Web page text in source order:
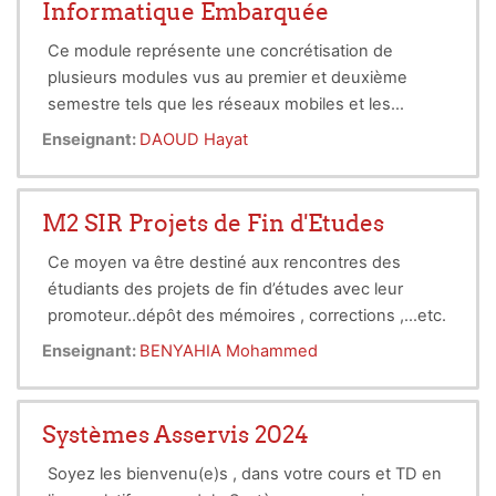
d'images.
Informatique Embarquée
Ce module représente une concrétisation de
plusieurs modules vus au premier et deuxième
semestre tels que les réseaux mobiles et les
systèmes embarqués. Il vise essentiellement à
développer des applications pour l’embarqué. La
formation aborde les problématiques rencontrées
lors du développement d'applications embarquées
utilisant des petits processeurs que nous
retrouvons un peu partout dans la vie quotidienne
notamment cartes à puces utilisé dans les
télécommunication, le contrôle des accès aux lieux
les systèmes mobiles. La plupart de ces dispositifs
se programment en langage Java ou C et utilisent
des systèmes d'exploitation réduits (noyaux temps
réels). Après un rappel et une mise à niveau
Enseignant: DAOUD Hayat
M2 SIR Projets de Fin d'Etudes
Ce moyen va être destiné aux rencontres des
étudiants des projets de fin d’études avec leur
promoteur..dépôt des mémoires , corrections ,...etc.
Il concerne les étudiants suivis par le promoteur :
Enseignant: BENYAHIA Mohammed
Systèmes Asservis 2024
Soyez les bienvenu(e)s , dans votre cours et TD en